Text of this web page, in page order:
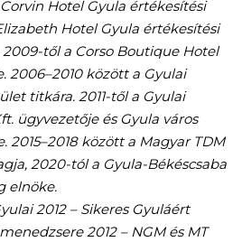
Hotel Gyula értékesítési
Hotel Gyula értékesítési
től a Corso Boutique Hotel
2006–2010 között a Gyulai
titkára. 2011-től a Gyulai
ügyvezetője és Gyula város
2015–2018 között a Magyar TDM
2020-tól a Gyula-Békéscsaba
elnöke.
2012 – Sikeres Gyuláért
2012 – NGM és MT